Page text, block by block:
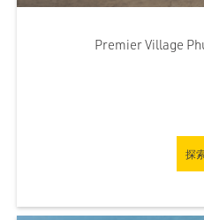
Premier Village
探